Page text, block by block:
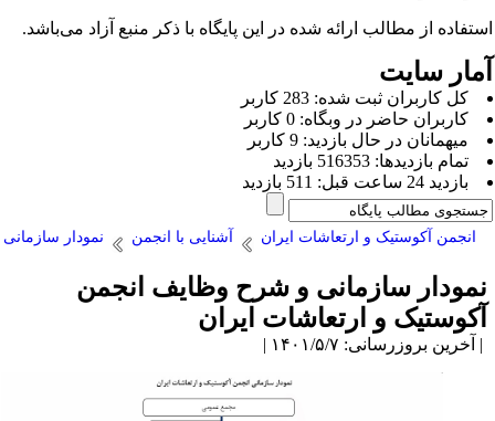
از مطالب ارائه شده در این پایگاه با ذکر منبع آزاد می‌باشد.
سایت
كل کاربران ثبت شده: 283 کاربر
کاربران حاضر در وبگاه: 0 کاربر
ميهمانان در حال بازديد: 9 کاربر
تمام بازديد‌ها: 516353 بازدید
بازديد 24 ساعت قبل: 511 بازدید
انجمن آکوستیک و ارتعاشات ایران آشنایی با انجمن نمودار سازمانی
سازمانی و شرح وظایف انجمن
و ارتعاشات ایران
بروزرسانی: ۱۴۰۱/۵/۷ |